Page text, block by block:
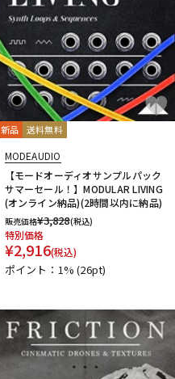
新品 送料無料
MODEAUDIO
【モードオーディオサンプルパック
サマーセール！】MODULAR LIVING
(オンライン納品)(2時間以内に納品)
販売価格¥3,828(税込)
特別価格
¥2,916(税込)
ポイント：1%(26pt)